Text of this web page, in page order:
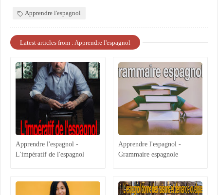
Apprendre l'espagnol
Latest articles from : Apprendre l'espagnol
Apprendre l'espagnol -
L'impératif de l'espagnol
Apprendre l'espagnol -
Grammaire espagnole